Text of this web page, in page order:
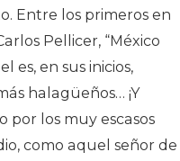
Entre los primeros en
Pellicer, “México
es, en sus inicios,
halagüeños… ¡Y
por los muy escasos
como aquel señor de